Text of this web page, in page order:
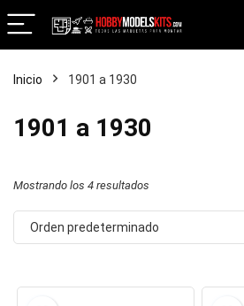
Inicio 1901 a 1930
1901 a 1930
Mostrando los 4 resultados
Orden predeterminado